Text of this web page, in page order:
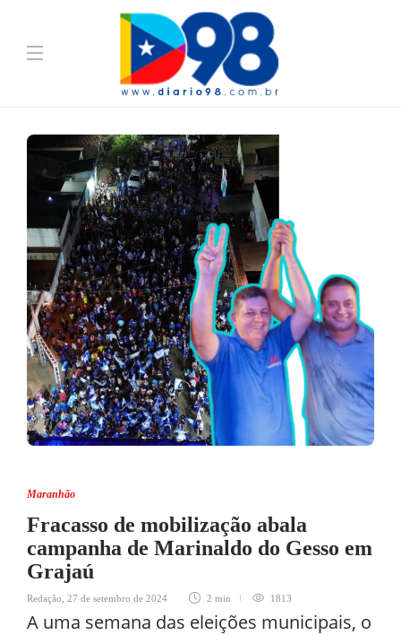
Maranhão
Fracasso de mobilização abala
campanha de Marinaldo do Gesso em
Grajaú
Redação 27 de setembro de 2024 2 min 1813
A uma semana das eleições municipais, o